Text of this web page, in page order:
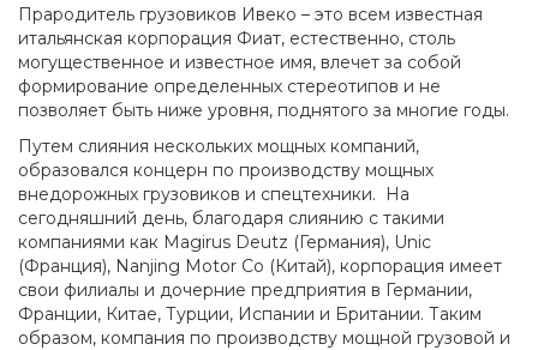
Прародитель грузовиков Ивеко – это всем известная
итальянская корпорация Фиат, естественно, столь
могущественное и известное имя, влечет за собой
формирование определенных стереотипов и не
позволяет быть ниже уровня, поднятого за многие годы.
Путем слияния нескольких мощных компаний,
образовался концерн по производству мощных
внедорожных грузовиков и спецтехники. На
сегодняшний день, благодаря слиянию с такими
компаниями как Magirus Deutz (Германия), Unic
(Франция), Nanjing Motor Co (Китай), корпорация имеет
свои филиалы и дочерние предприятия в Германии,
Франции, Китае, Турции, Испании и Британии. Таким
образом, компания по производству мощной грузовой и